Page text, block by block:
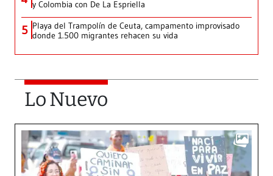
y Colombia con De La Espriella
5 Playa del Trampolín de Ceuta, campamento improvisado
donde 1.500 migrantes rehacen su vida
Lo Nuevo